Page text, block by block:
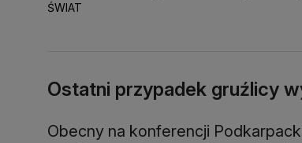
ŚWIAT
Ostatni przypadek gruźlicy
Obecny na konferencji